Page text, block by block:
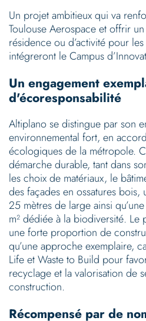
Un projet ambitieux qui va
Toulouse Aerospace et offrir
résidence ou d’activité pour
intégreront le Campus
Un engagement
d'écoresponsabilité
Altiplano se distingue par son
environnemental fort, en
écologiques de la métropole.
démarche durable, tant dans
les choix de matériaux, le
des façades en ossatures
25 mètres de large ainsi
m² dédiée à la biodiversité.
une forte proportion de
qu’une approche exemplaire,
Life et Waste to Build pour
recyclage et la valorisation de
construction.
Récompensé par de